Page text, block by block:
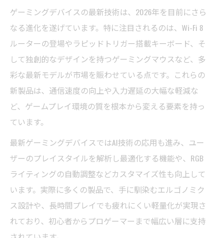
ゲーミングデバイス選びのコツとおすすめ
ポイント
ゲーミングデバイスショップ活用術を徹底
解説
通販サイトで手に入る最新ゲーミングデバ
イス情報
新時代を象徴するゲーミングデバイス最新情報
ゲーミングデバイス最新情報から見る注目
の新技術
ゲーミングデバイスの最新技術は、2026年を目前にさら
なる進化を遂げています。特に注目されるのは、Wi-Fi 8
ルーターの登場やラピッドトリガー搭載キーボード、そ
して独創的なデザインを持つゲーミングマウスなど、多
彩な最新モデルが市場を賑わせている点です。これらの
新製品は、通信速度の向上や入力遅延の大幅な軽減な
ど、ゲームプレイ環境の質を根本から変える要素を持っ
ています。
最新ゲーミングデバイスではAI技術の応用も進み、ユー
ザーのプレイスタイルを解析し最適化する機能や、RGB
ライティングの自動調整などカスタマイズ性も向上して
います。実際に多くの製品で、手に馴染むエルゴノミク
ス設計や、長時間プレイでも疲れにくい軽量化が実現さ
れており、初心者からプロゲーマーまで幅広い層に支持